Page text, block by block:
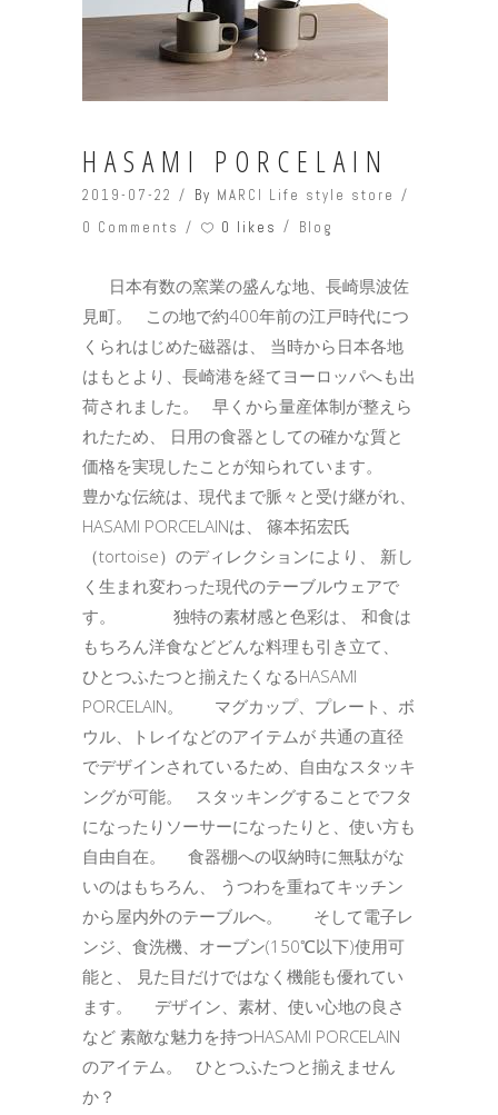
HASAMI PORCELAIN
2019-07-22 By MARCI Life style store
0 Comments
0 likes Blog
日本有数の窯業の盛んな地、長崎県波佐
見町。 この地で約400年前の江戸時代につ
くられはじめた磁器は、 当時から日本各地
はもとより、長崎港を経てヨーロッパへも出
荷されました。 早くから量産体制が整えら
れたため、 日用の食器としての確かな質と
価格を実現したことが知られています。
豊かな伝統は、現代まで脈々と受け継がれ、
HASAMI PORCELAINは、 篠本拓宏氏
（tortoise）のディレクションにより、 新し
く生まれ変わった現代のテーブルウェアで
す。 独特の素材感と色彩は、 和食は
もちろん洋食などどんな料理も引き立て、
ひとつふたつと揃えたくなるHASAMI
PORCELAIN。 マグカップ、プレート、ボ
ウル、トレイなどのアイテムが 共通の直径
でデザインされているため、自由なスタッキ
ングが可能。 スタッキングすることでフタ
になったりソーサーになったりと、使い方も
自由自在。 食器棚への収納時に無駄がな
いのはもちろん、 うつわを重ねてキッチン
から屋内外のテーブルへ。 そして電子レ
ンジ、食洗機、オーブン(150℃以下)使用可
能と、 見た目だけではなく機能も優れてい
ます。 デザイン、素材、使い心地の良さ
など 素敵な魅力を持つHASAMI PORCELAIN
のアイテム。 ひとつふたつと揃えません
か？